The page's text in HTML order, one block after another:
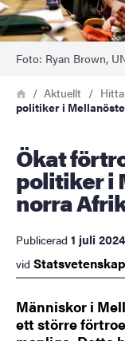
Foto: Ryan Brown,
Länkstig
HemAktuellt
politiker i
Ökat förtroende för kvinnliga
politiker i
norra
Publicerad 1 juli 2024
vid
Människor i
ett större